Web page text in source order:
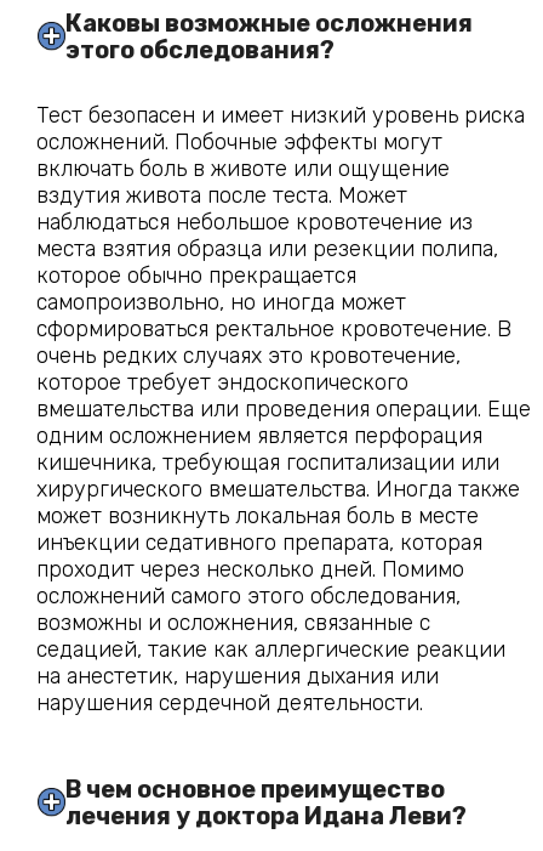
Каковы возможные осложнения
этого обследования?
Тест безопасен и имеет низкий уровень риска
осложнений. Побочные эффекты могут
включать боль в животе или ощущение
вздутия живота после теста. Может
наблюдаться небольшое кровотечение из
места взятия образца или резекции полипа,
которое обычно прекращается
самопроизвольно, но иногда может
сформироваться ректальное кровотечение. В
очень редких случаях это кровотечение,
которое требует эндоскопического
вмешательства или проведения операции. Еще
одним осложнением является перфорация
кишечника, требующая госпитализации или
хирургического вмешательства. Иногда также
может возникнуть локальная боль в месте
инъекции седативного препарата, которая
проходит через несколько дней. Помимо
осложнений самого этого обследования,
возможны и осложнения, связанные с
седацией, такие как аллергические реакции
на анестетик, нарушения дыхания или
нарушения сердечной деятельности.
В чем основное преимущество
лечения у доктора Идана Леви?